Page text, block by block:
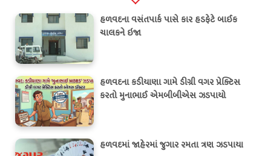
હળવદના વસંતપાર્ક પાસે કાર હડફેટે બાઈક
ચાલકને ઇજા
હળવદના કડીયાણા ગામે ડીગ્રી વગર પ્રેક્ટિસ
કરતો મુનાભાઈ એમબીબીએસ ઝડપાયો
હળવદમાં જાહેરમાં જુગાર રમતા ત્રણ ઝડપાયા